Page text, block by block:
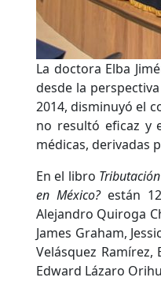
La doctora Elba
desde la
2014, disminuyó el
no resultó eficaz y
médicas, derivadas
En el libro
en México?están 12
Alejandro Quiroga
James Graham,
Velásquez Ramírez,
Edward Lázaro